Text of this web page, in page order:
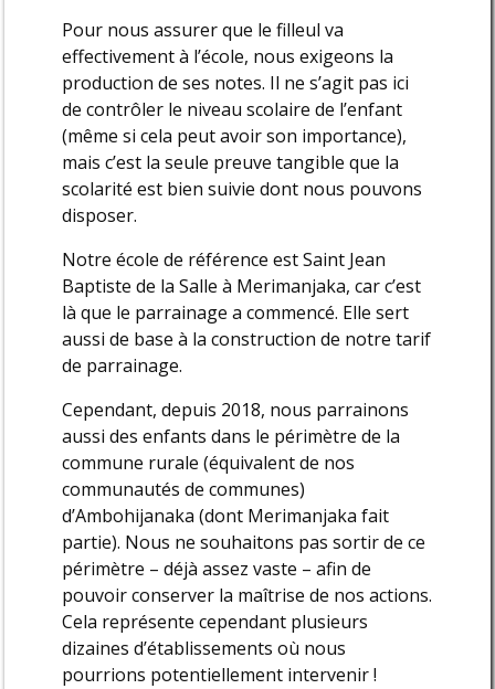
Pour nous assurer que le filleul va
effectivement à l’école, nous exigeons la
production de ses notes. Il ne s’agit pas ici
de contrôler le niveau scolaire de l’enfant
(même si cela peut avoir son importance),
mais c’est la seule preuve tangible que la
scolarité est bien suivie dont nous pouvons
disposer.
Notre école de référence est Saint Jean
Baptiste de la Salle à Merimanjaka, car c’est
là que le parrainage a commencé. Elle sert
aussi de base à la construction de notre tarif
de parrainage.
Cependant, depuis 2018, nous parrainons
aussi des enfants dans le périmètre de la
commune rurale (équivalent de nos
communautés de communes)
d’Ambohijanaka (dont Merimanjaka fait
partie). Nous ne souhaitons pas sortir de ce
périmètre – déjà assez vaste – afin de
pouvoir conserver la maîtrise de nos actions.
Cela représente cependant plusieurs
dizaines d’établissements où nous
pourrions potentiellement intervenir !